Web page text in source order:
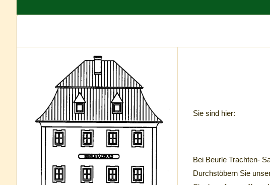
Sie sind hier:
Bei Beurle Trachten-
Durchstöbern Sie